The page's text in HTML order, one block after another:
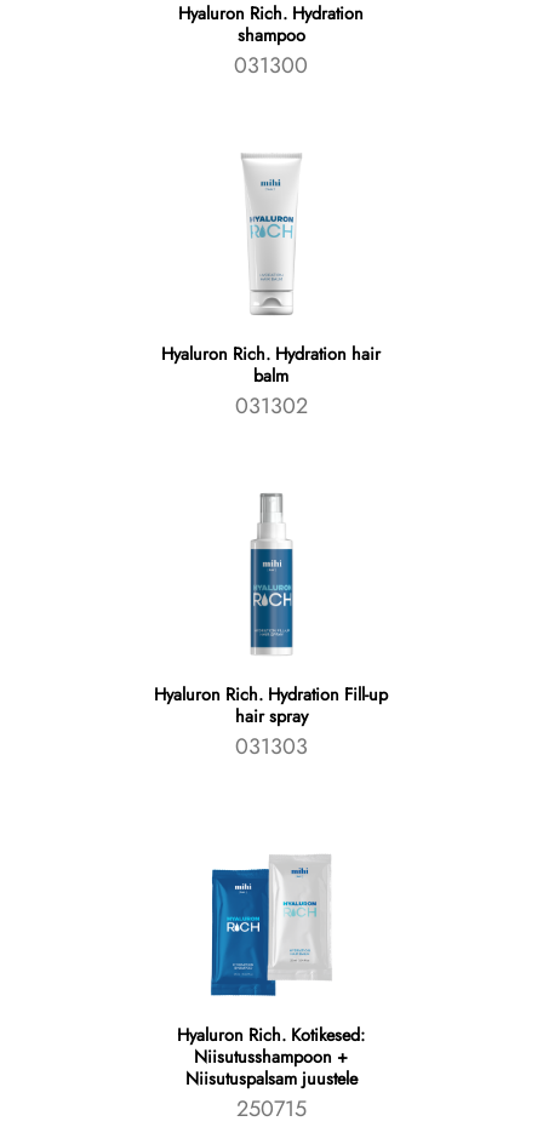
Hyaluron Rich. Hydration
shampoo
031300
Hyaluron Rich. Hydration hair
balm
031302
Hyaluron Rich. Hydration Fill-up
hair spray
031303
Hyaluron Rich. Kotikesed:
Niisutusshampoon +
Niisutuspalsam juustele
250715